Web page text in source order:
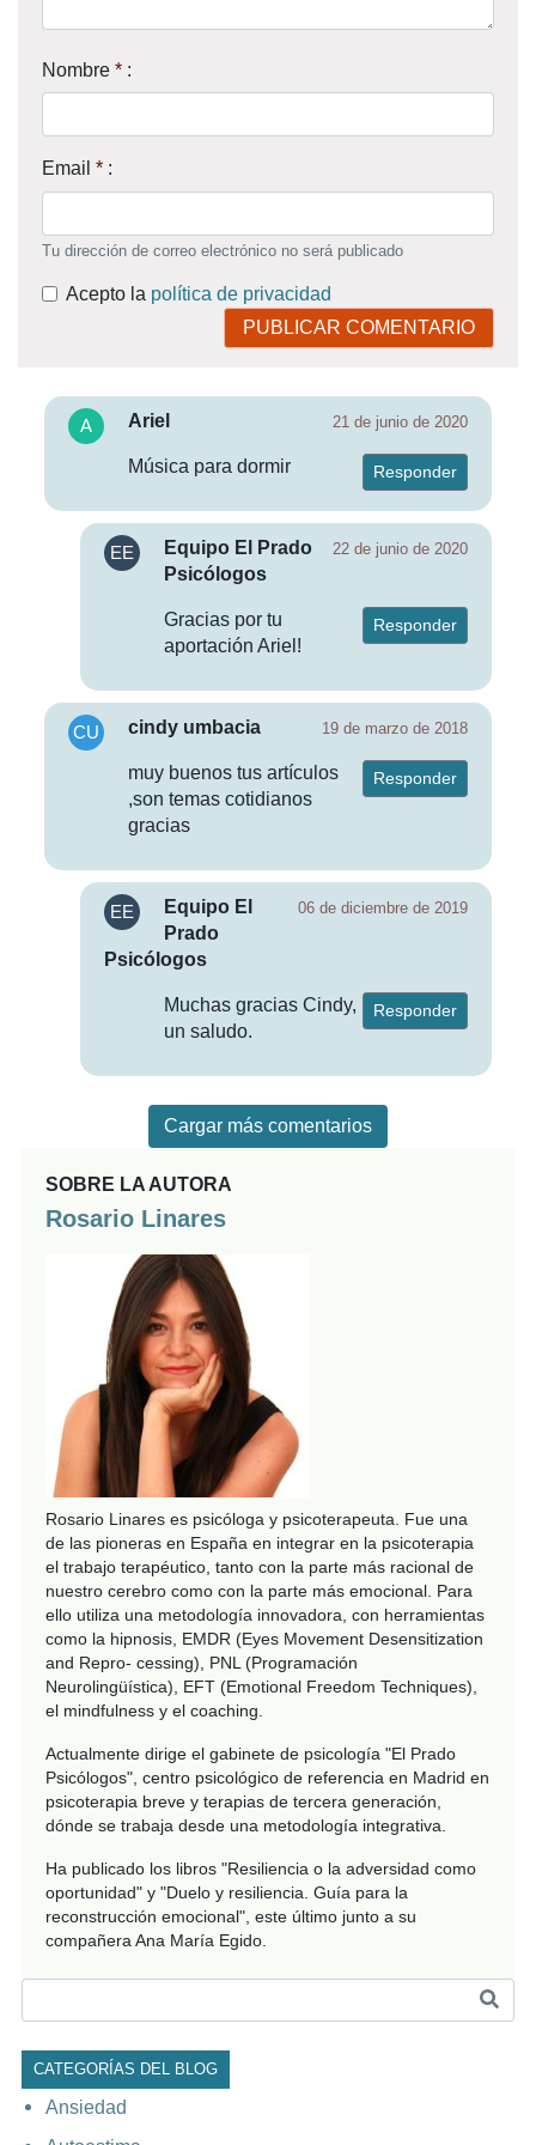
Nombre * :
Email * :
Tu dirección de correo electrónico no será publicado
Acepto la política de privacidad
PUBLICAR COMENTARIO
21 de junio de 2020
Ariel
Responder
Música para dormir
22 de junio de 2020
Equipo El Prado
Psicólogos
Responder
Gracias por tu
aportación Ariel!
19 de marzo de 2018
cindy umbacia
Responder
muy buenos tus artículos
,son temas cotidianos
gracias
06 de diciembre de 2019
Equipo El
Prado
Psicólogos
Responder
Muchas gracias Cindy,
un saludo.
Cargar más comentarios
SOBRE LA AUTORA
Rosario Linares
Rosario Linares es psicóloga y psicoterapeuta. Fue una
de las pioneras en España en integrar en la psicoterapia
el trabajo terapéutico, tanto con la parte más racional de
nuestro cerebro como con la parte más emocional. Para
ello utiliza una metodología innovadora, con herramientas
como la hipnosis, EMDR (Eyes Movement Desensitization
and Repro- cessing), PNL (Programación
Neurolingüística), EFT (Emotional Freedom Techniques),
el mindfulness y el coaching.
Actualmente dirige el gabinete de psicología "El Prado
Psicólogos", centro psicológico de referencia en Madrid en
psicoterapia breve y terapias de tercera generación,
dónde se trabaja desde una metodología integrativa.
Ha publicado los libros "Resiliencia o la adversidad como
oportunidad" y "Duelo y resiliencia. Guía para la
reconstrucción emocional", este último junto a su
compañera Ana María Egido.
CATEGORÍAS DEL BLOG
Ansiedad